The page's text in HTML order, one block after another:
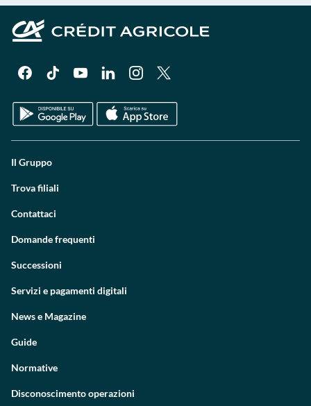
Il Gruppo
Trova filiali
Contattaci
Domande frequenti
Successioni
Servizi e pagamenti digitali
News e Magazine
Guide
Normative
Disconoscimento operazioni